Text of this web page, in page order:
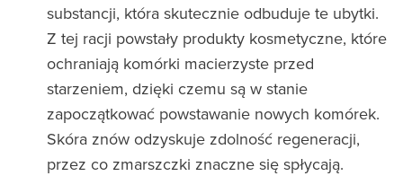
substancji, która skutecznie odbuduje te ubytki.
Z tej racji powstały produkty kosmetyczne, które
ochraniają komórki macierzyste przed
starzeniem, dzięki czemu są w stanie
zapoczątkować powstawanie nowych komórek.
Skóra znów odzyskuje zdolność regeneracji,
przez co zmarszczki znaczne się spłycają.